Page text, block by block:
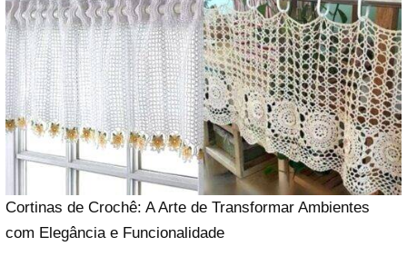
Cortinas de Crochê: A Arte de Transformar Ambientes
com Elegância e Funcionalidade